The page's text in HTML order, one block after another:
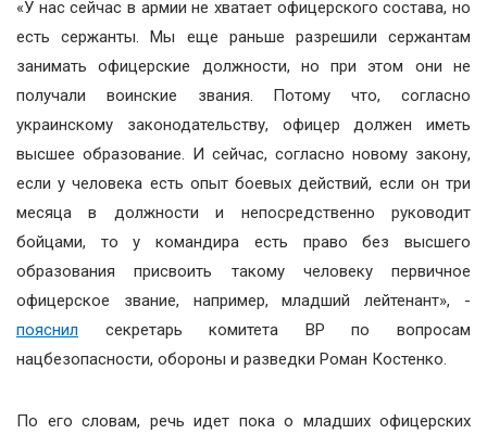
«У нас сейчас в армии не хватает офицерского состава, но
есть сержанты. Мы еще раньше разрешили сержантам
занимать офицерские должности, но при этом они не
получали воинские звания. Потому что, согласно
украинскому законодательству, офицер должен иметь
высшее образование. И сейчас, согласно новому закону,
если у человека есть опыт боевых действий, если он три
месяца в должности и непосредственно руководит
бойцами, то у командира есть право без высшего
образования присвоить такому человеку первичное
офицерское звание, например, младший лейтенант», -
пояснил секретарь комитета ВР по вопросам
нацбезопасности, обороны и разведки Роман Костенко.
По его словам, речь идет пока о младших офицерских